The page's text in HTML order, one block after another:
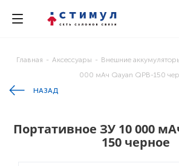
Главная - Аксессуары - Внешние
000 мАч Qayan QPB-150
НАЗАД
Портативное ЗУ 10 000
150 черное